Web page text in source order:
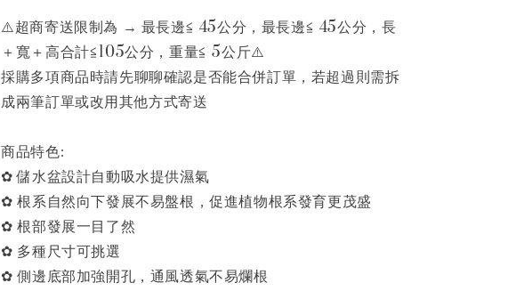
⚠️超商寄送限制為 → 最長邊≦ 45公分，最長邊≦ 45公分，長
＋寬＋高合計≦105公分，重量≦ 5公斤⚠️
採購多項商品時請先聊聊確認是否能合併訂單，若超過則需拆
成兩筆訂單或改用其他方式寄送
商品特色:
✿ 儲水盆設計自動吸水提供濕氣
✿ 根系自然向下發展不易盤根，促進植物根系發育更茂盛
✿ 根部發展一目了然
✿ 多種尺寸可挑選
✿ 側邊底部加強開孔，通風透氣不易爛根